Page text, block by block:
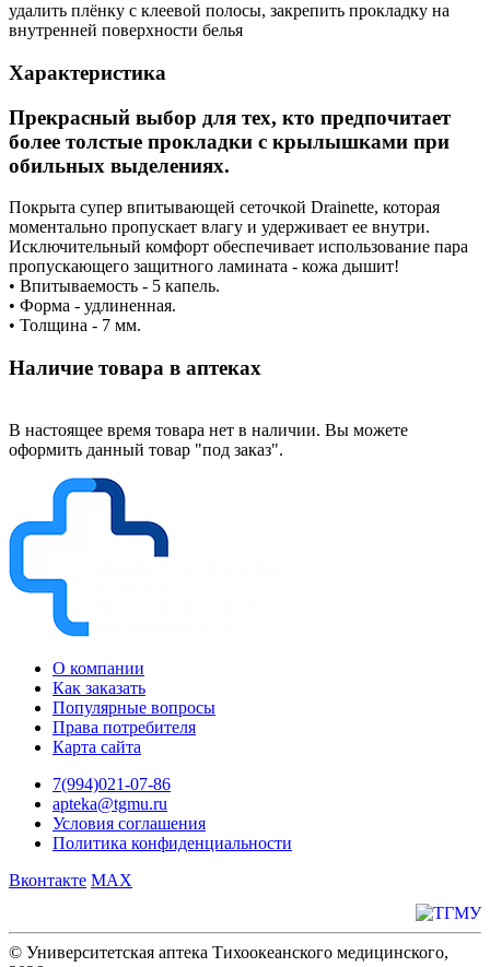
удалить плёнку с клеевой полосы, закрепить прокладку на
внутренней поверхности белья
Характеристика
Прекрасный выбор для тех, кто предпочитает
более толстые прокладки с крылышками при
обильных выделениях.
Покрыта супер впитывающей сеточкой Drainette, которая
моментально пропускает влагу и удерживает ее внутри.
Исключительный комфорт обеспечивает использование пара
пропускающего защитного ламината - кожа дышит!
• Впитываемость - 5 капель.
• Форма - удлиненная.
• Толщина - 7 мм.
Наличие товара в аптеках
В настоящее время товара нет в наличии. Вы можете
оформить данный товар "под заказ".
О компании
Как заказать
Популярные вопросы
Права потребителя
Карта сайта
7(994)021-07-86
apteka@tgmu.ru
Условия соглашения
Политика конфиденциальности
Вконтакте MAX
© Университетская аптека Тихоокеанского медицинского,